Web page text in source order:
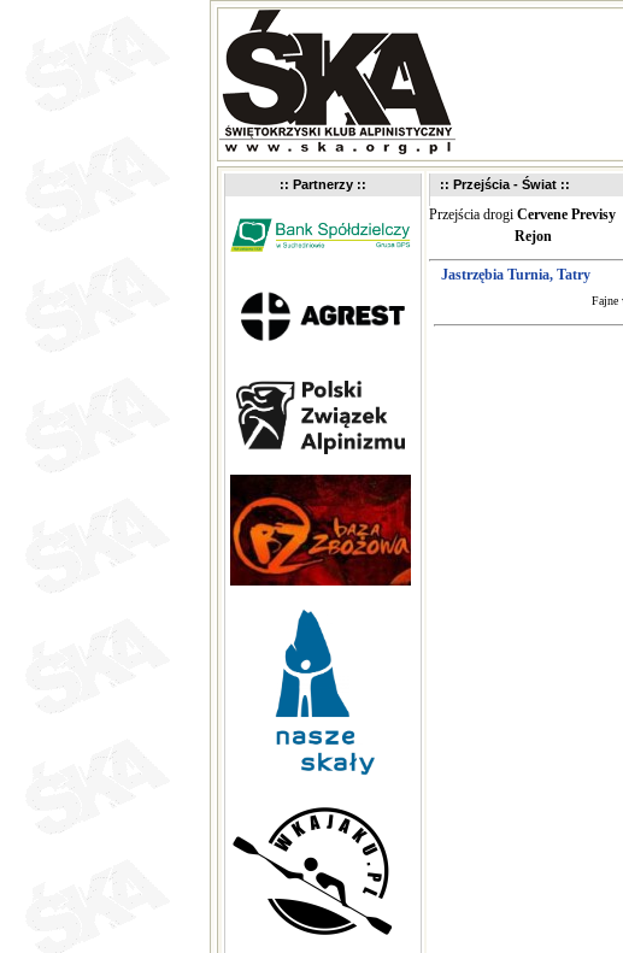
:: Partnerzy :: :: Przejścia - Świat ::
Przejścia drogi Cervene Previsy
Rejon
Jastrzębia Turnia, Tatry
Fajne